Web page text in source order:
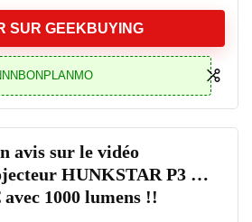
SUR GEEKBUYING
avis sur le vidéo
HUNKSTAR P3 …
avec 1000 lumens !!